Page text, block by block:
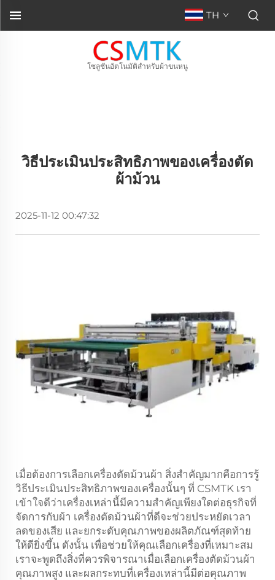
TH
โซลูชันอัตโนมัติสำหรับผ้าขนหนู
วิธีประเมินประสิทธิภาพของเครื่องตัด
ผ้าม้วน
2025-11-12 00:47:32
เมื่อต้องการเลือกเครื่องตัดม้วนผ้า สิ่งสำคัญมากคือการรู้
วิธีประเมินประสิทธิภาพของเครื่องนั้นๆ ที่ CSMTK เรา
เข้าใจดีว่าเครื่องเหล่านี้มีความสำคัญเพียงใดต่อธุรกิจที่
จัดการกับผ้า เครื่องตัดม้วนผ้าที่ดีจะช่วยประหยัดเวลา
ลดของเสีย และยกระดับคุณภาพของผลิตภัณฑ์สุดท้าย
ให้ดียิ่งขึ้น ดังนั้น เพื่อช่วยให้คุณเลือกเครื่องที่เหมาะสม
เราจะพูดถึงสิ่งที่ควรพิจารณาเมื่อเลือกเครื่องตัดม้วนผ้า
คุณภาพสูง และผลกระทบที่เครื่องเหล่านี้มีต่อคุณภาพ